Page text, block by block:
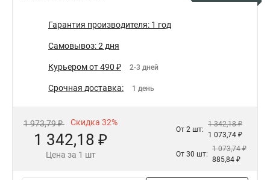
Гарантия производителя: 1 год
Самовывоз: 2 дня
Курьером от 490 ₽ 2-3 дней
Срочная доставка: 1 день
1 973,79 ₽ Скидка 32%
1 342,18 ₽
Цена за 1 шт
От 2 шт:
1 342,18 ₽
1 073,74 ₽
От 30 шт:
1 073,74 ₽
885,84 ₽